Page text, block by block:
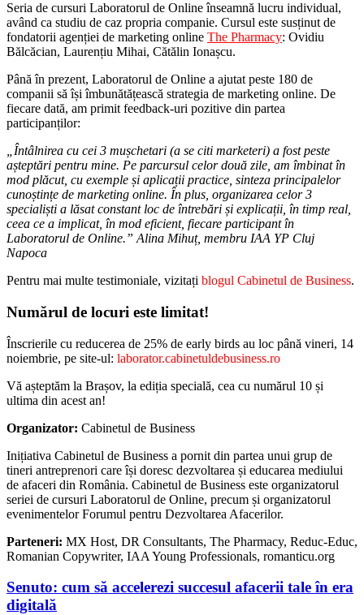
Seria de cursuri Laboratorul de Online înseamnă lucru individual,
având ca studiu de caz propria companie. Cursul este susținut de
fondatorii agenției de marketing online The Pharmacy: Ovidiu
Bălcăcian, Laurențiu Mihai, Cătălin Ionașcu.
Până în prezent, Laboratorul de Online a ajutat peste 180 de
companii să își îmbunătățească strategia de marketing online. De
fiecare dată, am primit feedback-uri pozitive din partea
participanților:
„Întâlnirea cu cei 3 mușchetari (a se citi marketeri) a fost peste
așteptări pentru mine. Pe parcursul celor două zile, am îmbinat în
mod plăcut, cu exemple și aplicații practice, sinteza principalelor
cunoștințe de marketing online. În plus, organizarea celor 3
specialiști a lăsat constant loc de întrebări și explicații, în timp real,
ceea ce a implicat, în mod eficient, fiecare participant în
Laboratorul de Online.” Alina Mihuț, membru IAA YP Cluj
Napoca
Pentru mai multe testimoniale, vizitați blogul Cabinetul de Business.
Numărul de locuri este limitat!
Înscrierile cu reducerea de 25% de early birds au loc până vineri, 14
noiembrie, pe site-ul: laborator.cabinetuldebusiness.ro
Vă așteptăm la Brașov, la ediția specială, cea cu numărul 10 și
ultima din acest an!
Organizator: Cabinetul de Business
Inițiativa Cabinetul de Business a pornit din partea unui grup de
tineri antreprenori care își doresc dezvoltarea și educarea mediului
de afaceri din România. Cabinetul de Business este organizatorul
seriei de cursuri Laboratorul de Online, precum și organizatorul
evenimentelor Forumul pentru Dezvoltarea Afacerilor.
Parteneri: MX Host, DR Consultants, The Pharmacy, Reduc-Educ,
Romanian Copywriter, IAA Young Professionals, romanticu.org
Senuto: cum să accelerezi succesul afacerii tale în era
digitală